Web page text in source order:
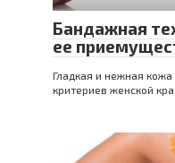
Бандажная
ее
Гладкая и нежная
критериев женской